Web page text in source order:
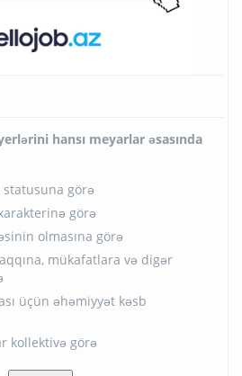
hansı meyarlar əsasında
statusuna görə
görə
olmasına görə
mükafatlara və digər
üçün əhəmiyyət kəsb
kollektivə görə